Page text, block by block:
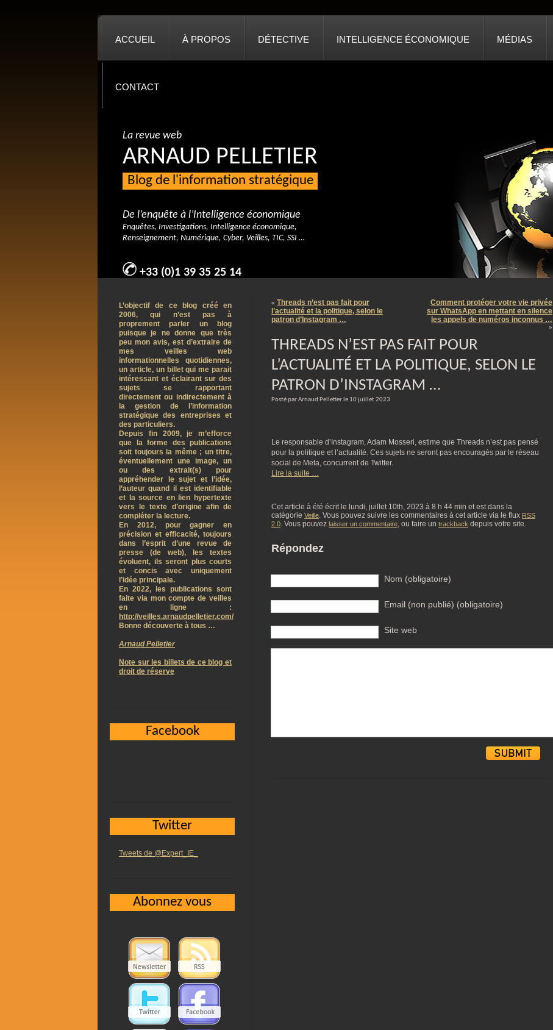
ACCUEIL À PROPOS DÉTECTIVE INTELLIGENCE ÉCONOMIQUE MÉDIAS
CONTACT
La revue web
ARNAUD PELLETIER
Blog de l'information stratégique
De l’enquête à l’Intelligence économique
Enquêtes, Investigations, Intelligence économique,
Renseignement, Numérique, Cyber, Veilles, TIC, SSI …
+33 (0)1 39 35 25 14
« Threads n’est pas fait pour
l’actualité et la politique, selon le
patron d’Instagram …
Comment protéger votre vie privée
sur WhatsApp en mettant en silence
les appels de numéros inconnus …
»
THREADS N’EST PAS FAIT POUR
L’ACTUALITÉ ET LA POLITIQUE, SELON LE
PATRON D’INSTAGRAM …
Posté par Arnaud Pelletier le 10 juillet 2023
Le responsable d’Instagram, Adam Mosseri, estime que Threads n’est pas pensé
pour la politique et l’actualité. Ces sujets ne seront pas encouragés par le réseau
social de Meta, concurrent de Twitter.
Lire la suite …
Cet article à été écrit le lundi, juillet 10th, 2023 à 8 h 44 min et est dans la
catégorie Veille. Vous pouvez suivre les commentaires à cet article via le flux RSS
2.0. Vous pouvez laisser un commentaire, ou faire un trackback depuis votre site.
Répondez
Nom (obligatoire)
Email (non publié) (obligatoire)
Site web
L’objectif de ce blog créé en
2006, qui n’est pas à
proprement parler un blog
puisque je ne donne que très
peu mon avis, est d’extraire de
mes veilles web
informationnelles quotidiennes,
un article, un billet qui me parait
intéressant et éclairant sur des
sujets se rapportant
directement ou indirectement à
la gestion de l’information
stratégique des entreprises et
des particuliers.
Depuis fin 2009, je m’efforce
que la forme des publications
soit toujours la même ; un titre,
éventuellement une image, un
ou des extrait(s) pour
appréhender le sujet et l’idée,
l’auteur quand il est identifiable
et la source en lien hypertexte
vers le texte d’origine afin de
compléter la lecture.
En 2012, pour gagner en
précision et efficacité, toujours
dans l’esprit d’une revue de
presse (de web), les textes
évoluent, ils seront plus courts
et concis avec uniquement
l’idée principale.
En 2022, les publications sont
faite via mon compte de veilles
en ligne :
http://veilles.arnaudpelletier.com/
Bonne découverte à tous …
Arnaud Pelletier
Note sur les billets de ce blog et
droit de réserve
Facebook
Twitter
Tweets de @Expert_IE_
Abonnez vous